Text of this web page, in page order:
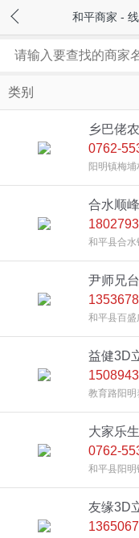
和平商家 -
类别
乡巴佬
0762-
阳明镇梅埔
合水顺
和平县合水
尹师兄
买一送
和平县百
益健3D
体验5次
教育路阳明
大家乐
0762-
和平县阳
友缘3D
一样简单